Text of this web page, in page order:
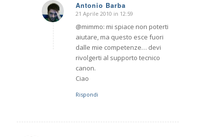
Antonio Barba
dice:
21 Aprile 2010 in 12:59
@mimmo: mi spiace non poterti
aiutare, ma questo esce fuori
dalle mie competenze… devi
rivolgerti al supporto tecnico
canon.
Ciao
Rispondi